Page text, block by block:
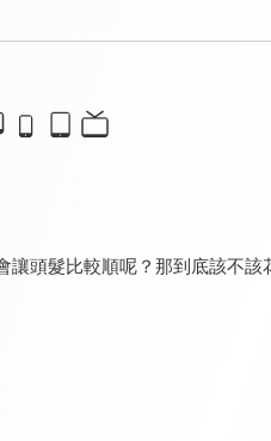
頭髮比較順呢？那到底該不該